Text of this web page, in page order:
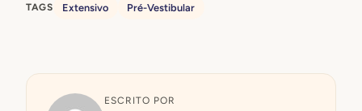
TAGS Extensivo Pré-Vestibular
ESCRITO POR